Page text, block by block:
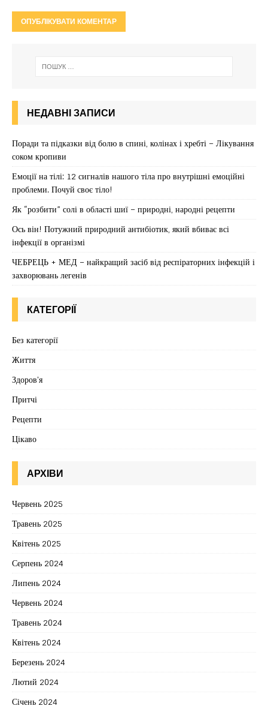
НЕДАВНІ ЗАПИСИ
Поради та підказки від болю в спині, колінах і хребті – Лікування
соком кропиви
Емоції на тілі: 12 сигналів нашого тіла про внутрішні емоційні
проблеми. Почуй своє тіло!
Як “розбити” солі в області шиї – природні, народні рецепти
Ось він! Потужний природний антибіотик, який вбиває всі
інфекції в організмі
ЧЕБРЕЦЬ + МЕД – найкращий засіб від респіраторних інфекцій і
захворювань легенів
КАТЕГОРІЇ
Без категорії
Життя
Здоров'я
Притчі
Рецепти
Цікаво
АРХІВИ
Червень 2025
Травень 2025
Квітень 2025
Серпень 2024
Липень 2024
Червень 2024
Травень 2024
Квітень 2024
Березень 2024
Лютий 2024
Січень 2024